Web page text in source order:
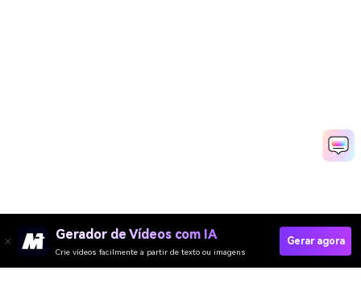
Gerador de Vídeos com IA
Crie vídeos facilmente a partir de texto ou imagens
Gerar agora